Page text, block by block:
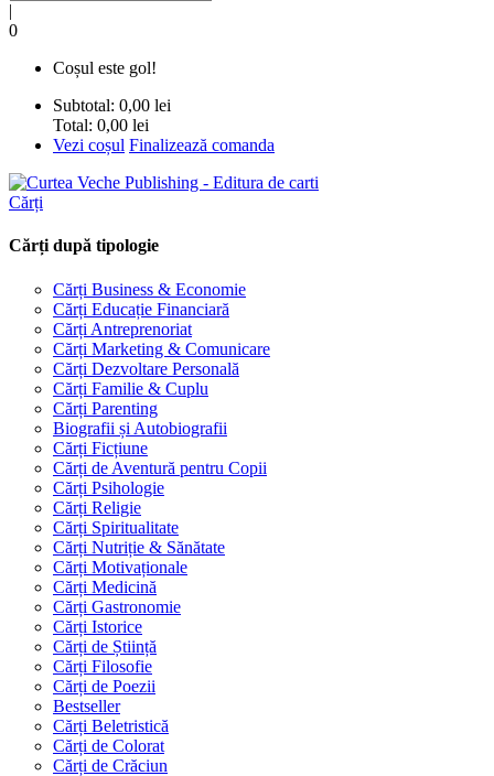
|
0
Coșul este gol!
Subtotal: 0,00 lei
Total: 0,00 lei
Vezi coșul Finalizează comanda
Cărți
Cărți după tipologie
Cărți Business & Economie
Cărți Educație Financiară
Cărți Antreprenoriat
Cărți Marketing & Comunicare
Cărți Dezvoltare Personală
Cărți Familie & Cuplu
Cărți Parenting
Biografii și Autobiografii
Cărți Ficțiune
Cărți de Aventură pentru Copii
Cărți Psihologie
Cărți Religie
Cărți Spiritualitate
Cărți Nutriție & Sănătate
Cărți Motivaționale
Cărți Medicină
Cărți Gastronomie
Cărți Istorice
Cărți de Știință
Cărți Filosofie
Cărți de Poezii
Bestseller
Cărți Beletristică
Cărți de Colorat
Cărți de Crăciun